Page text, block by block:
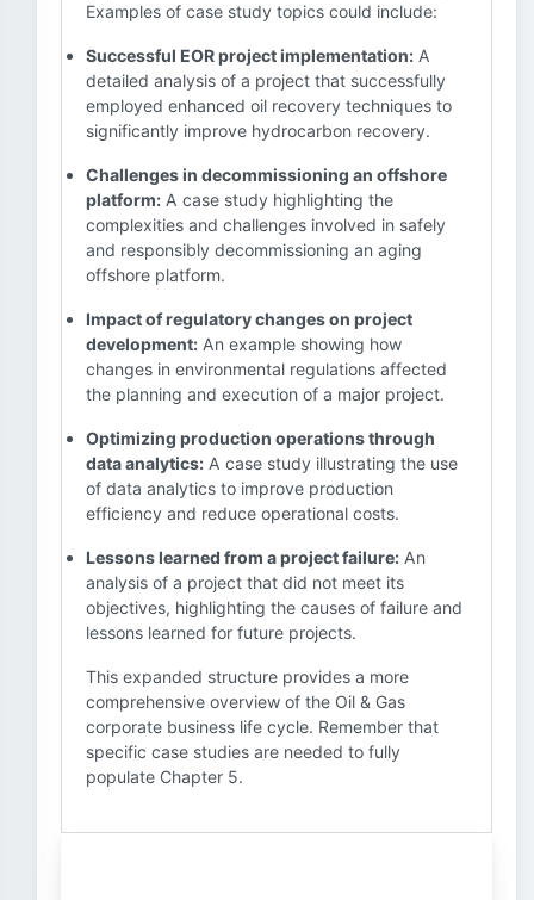
Examples of case study topics could include:
Successful EOR project implementation: A
detailed analysis of a project that successfully
employed enhanced oil recovery techniques to
significantly improve hydrocarbon recovery.
Challenges in decommissioning an offshore
platform: A case study highlighting the
complexities and challenges involved in safely
and responsibly decommissioning an aging
offshore platform.
Impact of regulatory changes on project
development: An example showing how
changes in environmental regulations affected
the planning and execution of a major project.
Optimizing production operations through
data analytics: A case study illustrating the use
of data analytics to improve production
efficiency and reduce operational costs.
Lessons learned from a project failure: An
analysis of a project that did not meet its
objectives, highlighting the causes of failure and
lessons learned for future projects.
This expanded structure provides a more
comprehensive overview of the Oil & Gas
corporate business life cycle. Remember that
specific case studies are needed to fully
populate Chapter 5.